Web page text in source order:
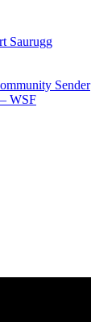
Saurugg
Sender
WSF